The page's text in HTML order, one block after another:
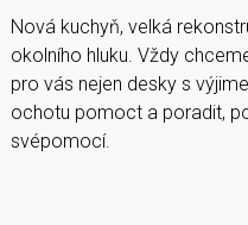
Nová kuchyň, velká
okolního hluku. Vždy
pro vás nejen desky s
ochotu pomoct a poradit,
svépomocí.